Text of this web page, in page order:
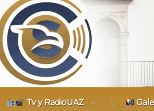
Tv y RadioUAZ